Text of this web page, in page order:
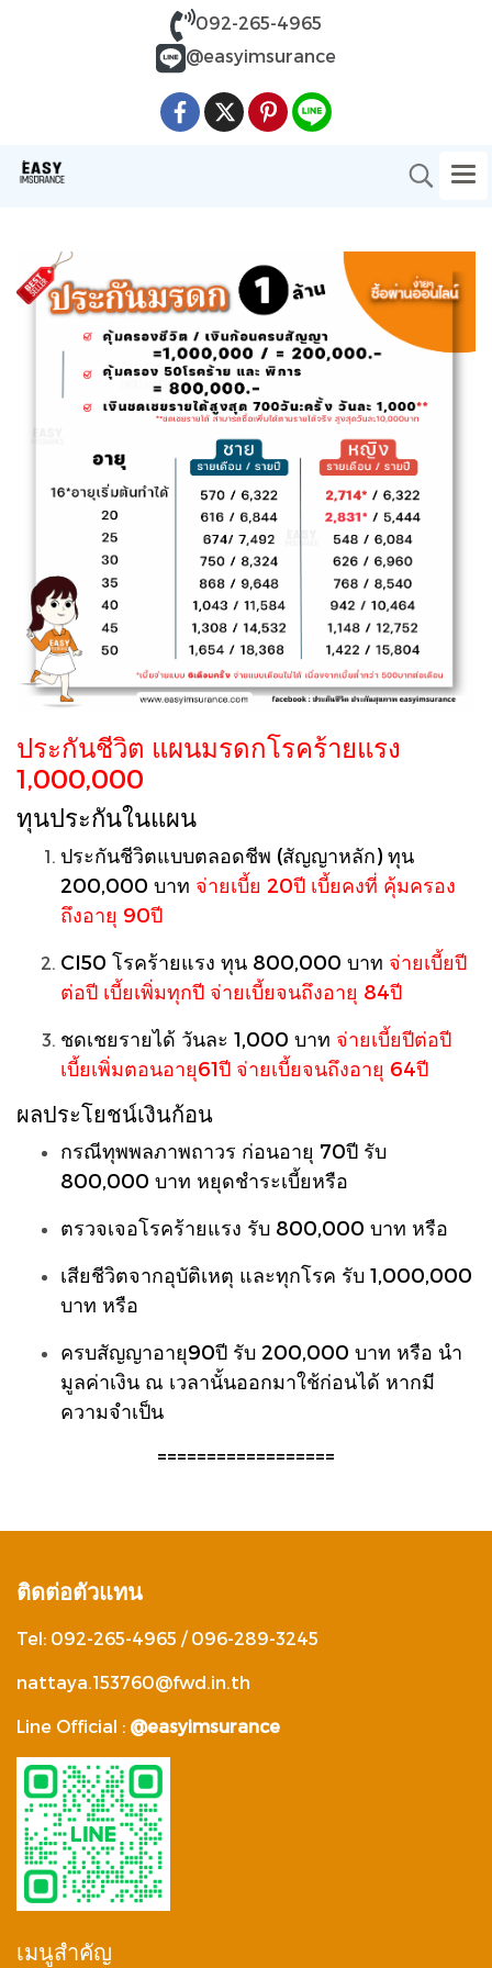
092-265-4965
@easyimsurance
ประกันชีวิต แผนมรดกโรคร้ายแรง
1,000,000
ทุนประกันในแผน
ประกันชีวิตแบบตลอดชีพ (สัญญาหลัก) ทุน
200,000 บาท จ่ายเบี้ย 20ปี เบี้ยคงที่ คุ้มครอง
ถึงอายุ 90ปี
CI50 โรคร้ายแรง ทุน 800,000 บาท จ่ายเบี้ยปี
ต่อปี เบี้ยเพิ่มทุกปี จ่ายเบี้ยจนถึงอายุ 84ปี
ชดเชยรายได้ วันละ 1,000 บาท จ่ายเบี้ยปีต่อปี
เบี้ยเพิ่มตอนอายุ61ปี จ่ายเบี้ยจนถึงอายุ 64ปี
ผลประโยชน์เงินก้อน
กรณีทุพพลภาพถาวร ก่อนอายุ 70ปี รับ
800,000 บาท หยุดชำระเบี้ยหรือ
ตรวจเจอโรคร้ายแรง รับ 800,000 บาท หรือ
เสียชีวิตจากอุบัติเหตุ และทุกโรค รับ 1,000,000
บาท หรือ
ครบสัญญาอายุ90ปี รับ 200,000 บาท หรือ นำ
มูลค่าเงิน ณ เวลานั้นออกมาใช้ก่อนได้ หากมี
ความจำเป็น
==================
ติดต่อตัวแทน
Tel: 092-265-4965 / 096-289-3245
nattaya.153760@fwd.in.th
Line Official : @easyimsurance
เมนูสำคัญ